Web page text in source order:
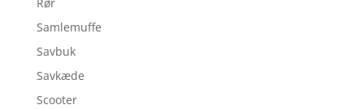
Samlemuffe
Savbuk
Savkæde
Scooter